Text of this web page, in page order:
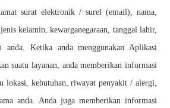
surat elektronik / surel (email), nama,
kelamin, kewarganegaraan, tanggal lahir,
anda. Ketika anda menggunakan Aplikasi
suatu layanan, anda memberikan informasi
lokasi, kebutuhan, riwayat penyakit / alergi,
anda. Anda juga memberikan informasi